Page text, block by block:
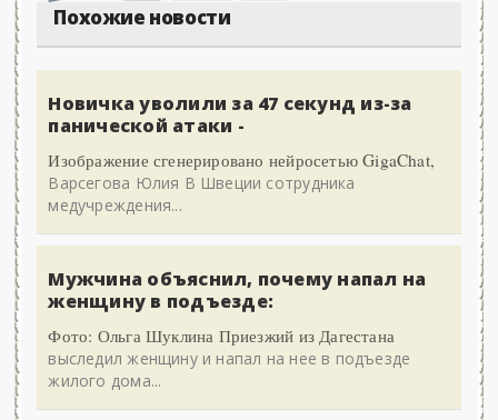
Похожие новости
Новичка уволили за 47 секунд из-за
панической атаки -
Изображение сгенерировано нейросетью GigaChat,
Варсегова Юлия В Швеции сотрудника
медучреждения...
Мужчина объяснил, почему напал на
женщину в подъезде:
Фото: Ольга Шуклина Приезжий из Дагестана
выследил женщину и напал на нее в подъезде
жилого дома...